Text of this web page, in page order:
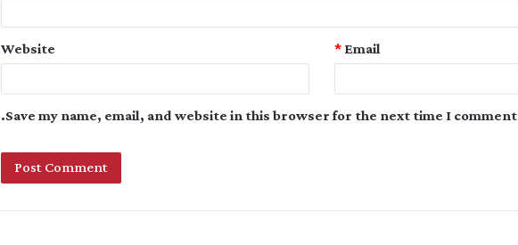
Email
*
Website
Save my name, email, and website in this browser for the next time I comment.